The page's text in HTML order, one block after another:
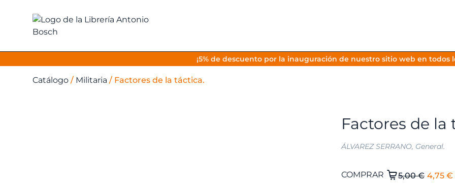
¡5% de descuento por la inauguración de nuestro sitio web en todos
Catálogo / Militaria / Factores de la táctica.
Factores de la
ÁLVAREZ SERRANO, General.
5,00€ El
4,75 €
Factores
COMPRAR